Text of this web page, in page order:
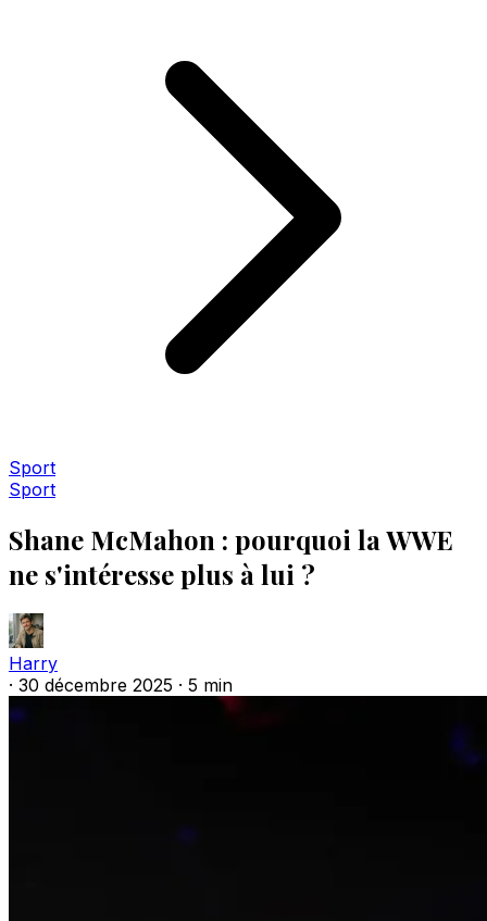
Sport
Sport
Shane McMahon : pourquoi la WWE
ne s'intéresse plus à lui ?
Harry
· 30 décembre 2025 · 5 min